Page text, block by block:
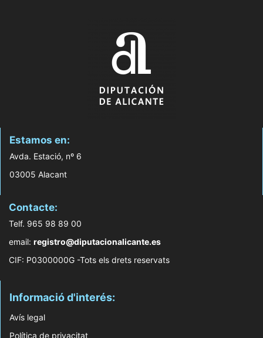
Estamos en:
Avda. Estació, nº 6
03005 Alacant
Contacte:
Telf. 965 98 89 00
email: registro@diputacionalicante.es
CIF: P0300000G -Tots els drets reservats
Informació d'interés:
Avís legal
Política de privacitat